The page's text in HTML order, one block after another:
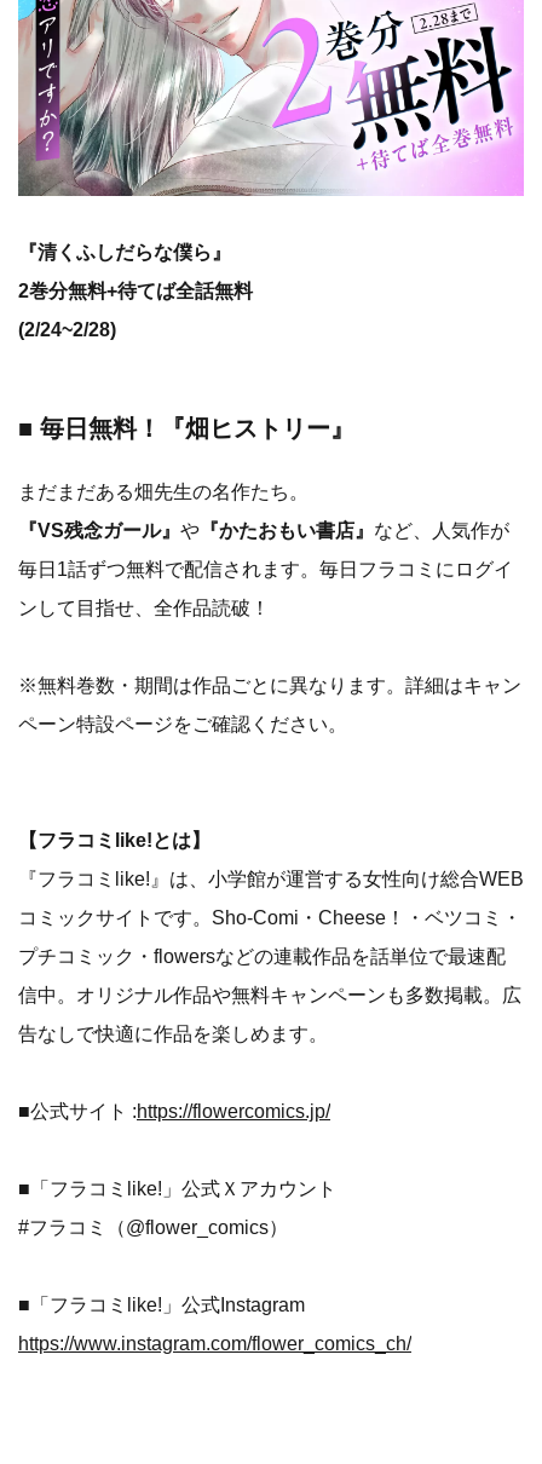
『清くふしだらな僕ら』
2巻分無料+待てば全話無料
(2/24~2/28)
■ 毎日無料！ 『畑ヒストリー』
まだまだある畑先生の名作たち。
『VS残念ガール』 や 『かたおもい書店』 など、人気作が
毎日1話ずつ無料で配信されます。毎日フラコミにログイ
ンして目指せ、全作品読破！
※無料巻数・期間は作品ごとに異なります。詳細はキャン
ペーン特設ページをご確認ください。
【フラコミlike!とは】
『フラコミlike!』は、小学館が運営する女性向け総合WEB
コミックサイトです。Sho-Comi・Cheese！・ベツコミ・
プチコミック・flowersなどの連載作品を話単位で最速配
信中。オリジナル作品や無料キャンペーンも多数掲載。広
告なしで快適に作品を楽しめます。
■公式サイト :https://flowercomics.jp/
■「フラコミlike!」公式Ｘアカウント
#フラコミ（@flower_comics）
■「フラコミlike!」公式Instagram
https://www.instagram.com/flower_comics_ch/